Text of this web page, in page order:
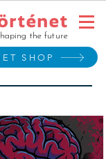
SHOP
the future